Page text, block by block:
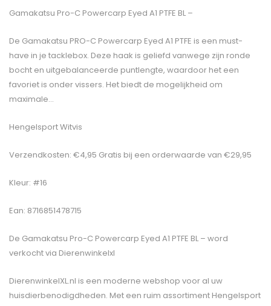
Gamakatsu Pro-C Powercarp Eyed A1 PTFE BL –
De Gamakatsu PRO-C Powercarp Eyed A1 PTFE is een must-
have in je tacklebox. Deze haak is geliefd vanwege zijn ronde
bocht en uitgebalanceerde puntlengte, waardoor het een
favoriet is onder vissers. Het biedt de mogelijkheid om
maximale…
Hengelsport Witvis
Verzendkosten: €4,95 Gratis bij een orderwaarde van €29,95
Kleur: #16
Ean: 8716851478715
De Gamakatsu Pro-C Powercarp Eyed A1 PTFE BL – word
verkocht via Dierenwinkelxl
DierenwinkelXL.nl is een moderne webshop voor al uw
huisdierbenodigdheden. Met een ruim assortiment Hengelsport